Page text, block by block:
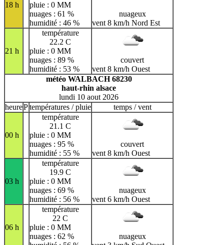
18 h
pluie : 0 MM
nuages : 61 %
humidité : 46 %
nuageux
vent 8 km/h Nord Est
21 h
température
22.2 C
pluie : 0 MM
nuages : 89 %
humidité : 53 %
couvert
vent 8 km/h Ouest
météo WALBACH 68230
haut-rhin alsace
lundi 10 aout 2026
heurePtempératures / pluie temps / vent
00 h
température
21.1 C
pluie : 0 MM
nuages : 95 %
humidité : 55 %
couvert
vent 8 km/h Ouest
03 h
température
19.9 C
pluie : 0 MM
nuages : 69 %
humidité : 56 %
nuageux
vent 6 km/h Ouest
06 h
température
22 C
pluie : 0 MM
nuages : 62 %
nuageux